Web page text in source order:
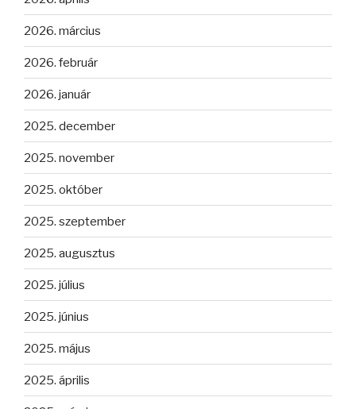
2026. március
2026. február
2026. január
2025. december
2025. november
2025. október
2025. szeptember
2025. augusztus
2025. július
2025. június
2025. május
2025. április